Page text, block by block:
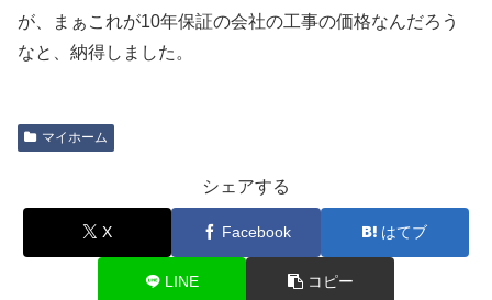
が、まぁこれが10年保証の会社の工事の価格なんだろう
なと、納得しました。
マイホーム
シェアする
X Facebook はてブ
LINE コピー